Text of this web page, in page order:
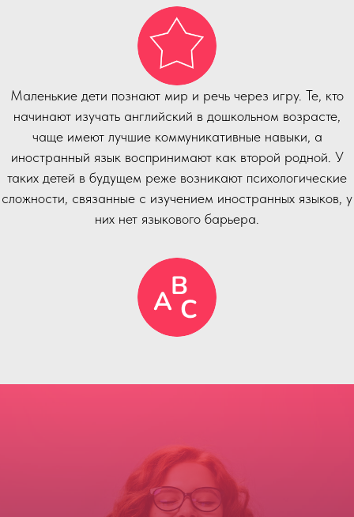
Маленькие дети познают мир и речь через игру. Те, кто
начинают изучать английский в дошкольном возрасте,
чаще имеют лучшие коммуникативные навыки, а
иностранный язык воспринимают как второй родной. У
таких детей в будущем реже возникают психологические
сложности, связанные с изучением иностранных языков, у
них нет языкового барьера.